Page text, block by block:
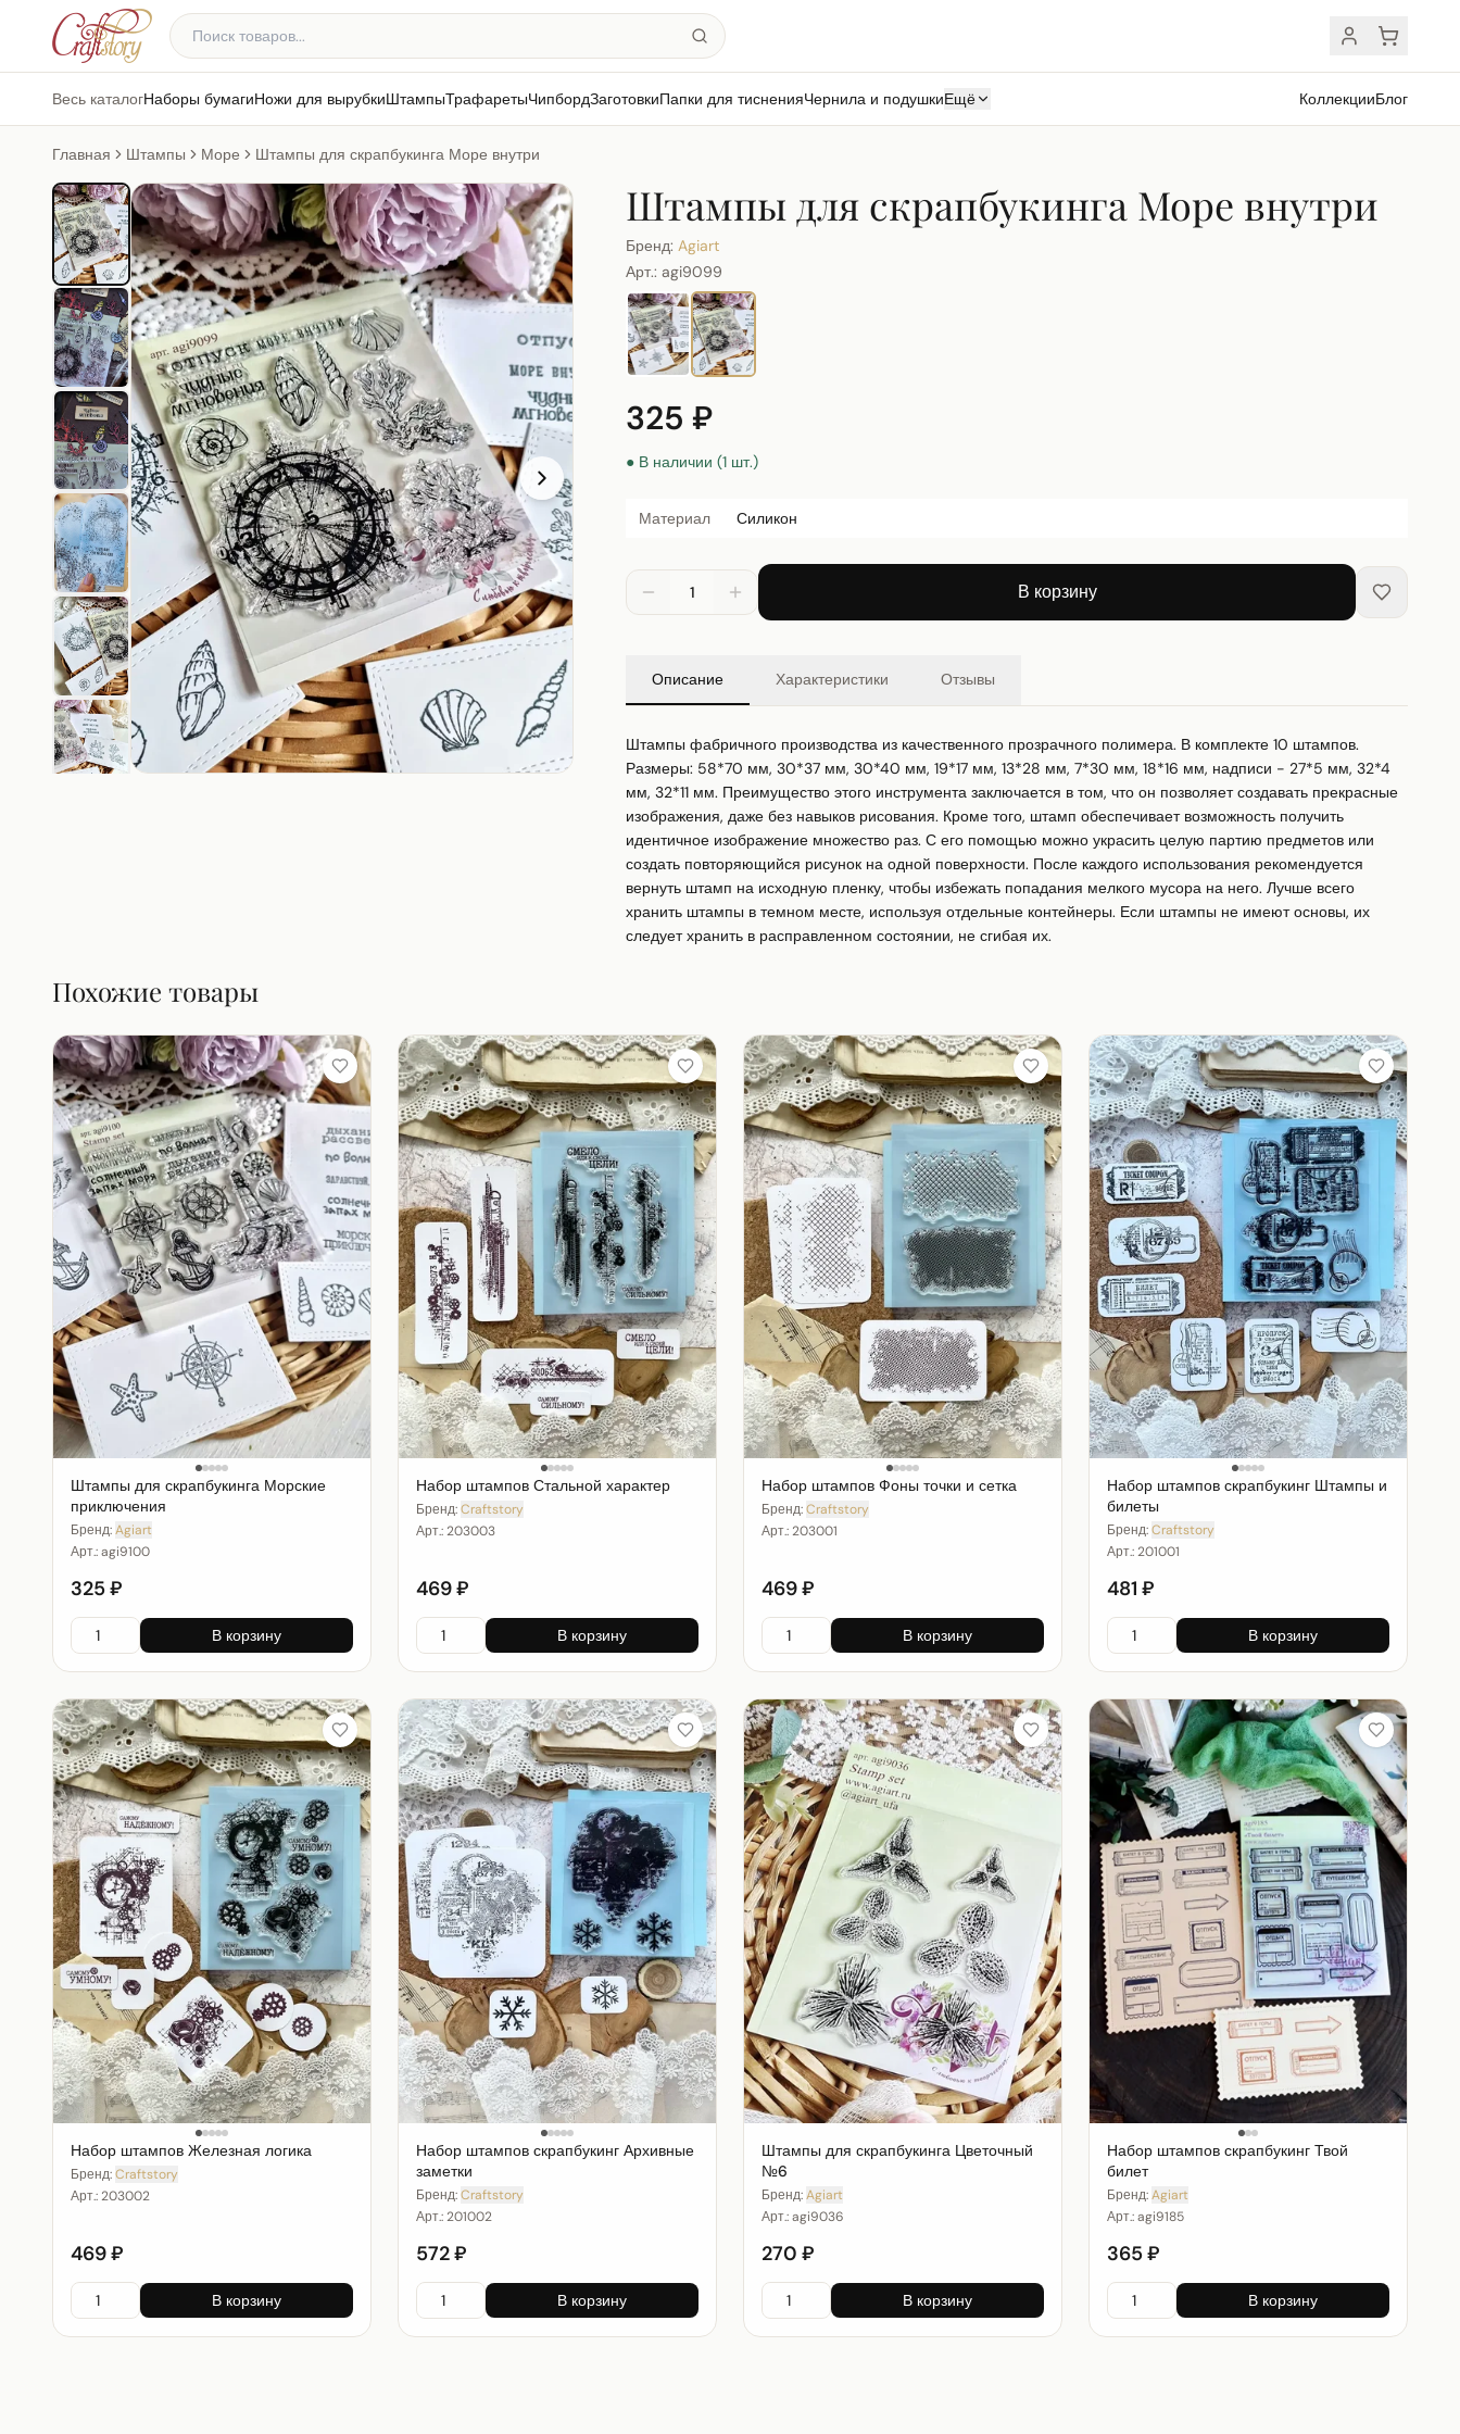
Весь каталогНаборы бумагиНожи для вырубкиШтампыТрафаретыЧипбордЗаготовкиПапки для тисненияЧернила и подушкиЕщё КоллекцииБлог
Главная Штампы Море Штампы для скрапбукинга Море внутри
Штампы для скрапбукинга Море внутри
Бренд: Agiart
Арт.: agi9099
325 ₽
● В наличии (1 шт.)
Материал Силикон
1 В корзину
Описание Характеристики Отзывы
Штампы фабричного производства из качественного прозрачного полимера. В комплекте 10 штампов.
Размеры: 58*70 мм, 30*37 мм, 30*40 мм, 19*17 мм, 13*28 мм, 7*30 мм, 18*16 мм, надписи - 27*5 мм, 32*4
мм, 32*11 мм. Преимущество этого инструмента заключается в том, что он позволяет создавать прекрасные
изображения, даже без навыков рисования. Кроме того, штамп обеспечивает возможность получить
идентичное изображение множество раз. С его помощью можно украсить целую партию предметов или
создать повторяющийся рисунок на одной поверхности. После каждого использования рекомендуется
вернуть штамп на исходную пленку, чтобы избежать попадания мелкого мусора на него. Лучше всего
хранить штампы в темном месте, используя отдельные контейнеры. Если штампы не имеют основы, их
следует хранить в расправленном состоянии, не сгибая их.
Похожие товары
Штампы для скрапбукинга Морские
приключения
Бренд:Agiart
Арт.:agi9100
325 ₽
В корзину
Набор штампов Стальной характер
Бренд:Craftstory
Арт.:203003
469 ₽
В корзину
Набор штампов Фоны точки и сетка
Бренд:Craftstory
Арт.:203001
469 ₽
В корзину
Набор штампов скрапбукинг Штампы и
билеты
Бренд:Craftstory
Арт.:201001
481 ₽
В корзину
Набор штампов Железная логика
Бренд:Craftstory
Арт.:203002
469 ₽
В корзину
Набор штампов скрапбукинг Архивные
заметки
Бренд:Craftstory
Арт.:201002
572 ₽
В корзину
Штампы для скрапбукинга Цветочный
№6
Бренд:Agiart
Арт.:agi9036
270 ₽
В корзину
Набор штампов скрапбукинг Твой
билет
Бренд:Agiart
Арт.:agi9185
365 ₽
В корзину